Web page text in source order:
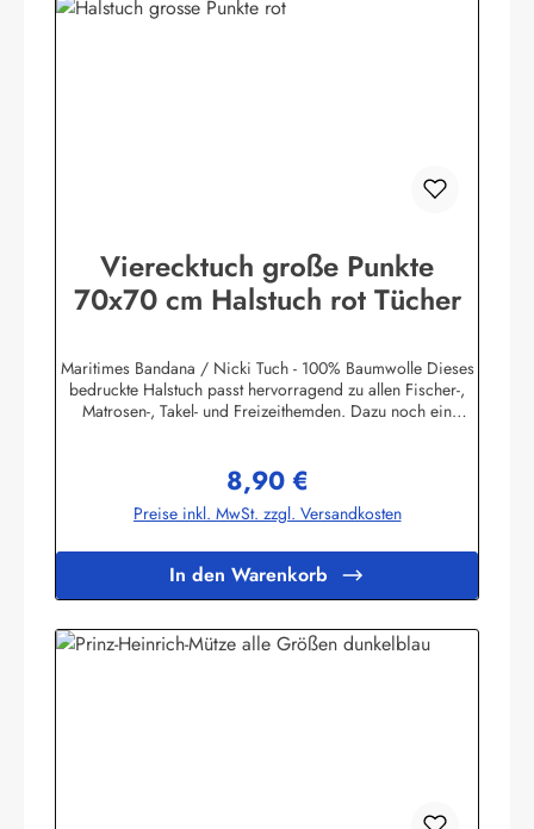
Vierecktuch große Punkte
70x70 cm Halstuch rot Tücher
Maritimes Bandana / Nicki Tuch - 100% Baumwolle Dieses
bedruckte Halstuch passt hervorragend zu allen Fischer-,
Matrosen-, Takel- und Freizeithemden. Dazu noch ein
Bekleidungswerk GmbHHeglitzer Str. 1226409
Wittmundinfo@modas-bekleidung.de
Regulärer Preis:
8,90 €
Preise inkl. MwSt. zzgl. Versandkosten
In den Warenkorb